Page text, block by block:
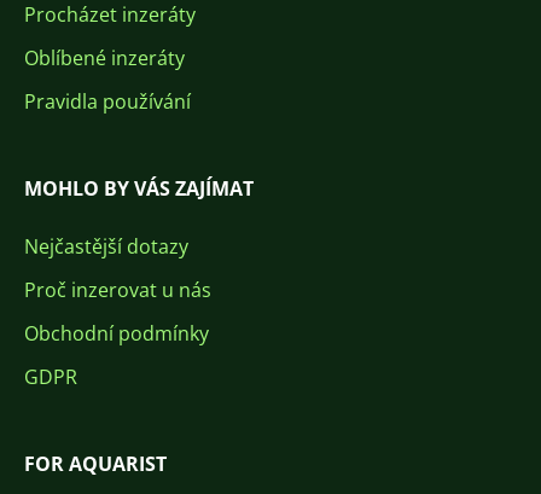
Procházet inzeráty
Oblíbené inzeráty
Pravidla používání
MOHLO BY VÁS ZAJÍMAT
Nejčastější dotazy
Proč inzerovat u nás
Obchodní podmínky
GDPR
FOR AQUARIST